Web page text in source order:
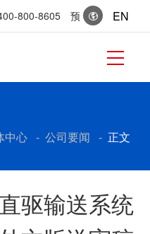
800-8605 预 EN
中心- 公司要闻 - 正文
驱输送系统